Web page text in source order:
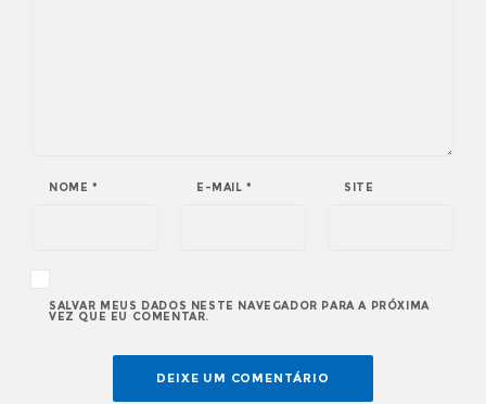
NOME * E-MAIL* SITE
SALVAR MEUS DADOS NESTE NAVEGADOR PARA A PRÓXIMA
VEZ QUE EU COMENTAR.